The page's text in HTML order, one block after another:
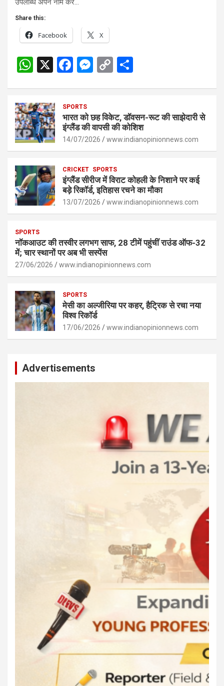
उपलब्धि अपने नाम कर…
Share this:
Facebook X
W
s
A
p
p
X
F
b
o
o
M
n
g
er
C
Li
n
k
e
SPORTS
भारत को छह विकेट, डॉवसन-रूट की साझेदारी से
इंग्लैंड की वापसी की कोशिश
14/07/2026 www.indianopinionnews.com
CRICKET SPORTS
इंग्लैंड सीरीज में विराट कोहली के निशाने पर कई
बड़े रिकॉर्ड, इतिहास रचने का मौका
13/07/2026 www.indianopinionnews.com
SPORTS
नॉकआउट की तस्वीर लगभग साफ, 28 टीमें पहुंचीं राउंड ऑफ-32
में; चार स्थानों पर अब भी सस्पेंस
27/06/2026 www.indianopinionnews.com
SPORTS
मेसी का अल्जीरिया पर कहर, हैट्रिक से रचा नया
विश्व रिकॉर्ड
17/06/2026 www.indianopinionnews.com
Advertisements